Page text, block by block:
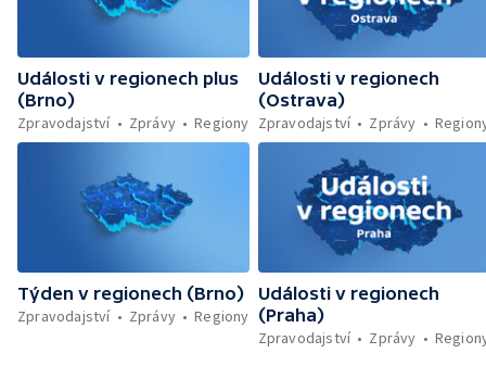
Události v regionech plus
(Brno)
Zpravodajství
Zprávy Regiony
Události v regionech
(Ostrava)
Zpravodajství
Zprávy
Týden v regionech (Brno)
Zpravodajství
Zprávy Regiony
Události v regionech
(Praha)
Zpravodajství
Zprávy